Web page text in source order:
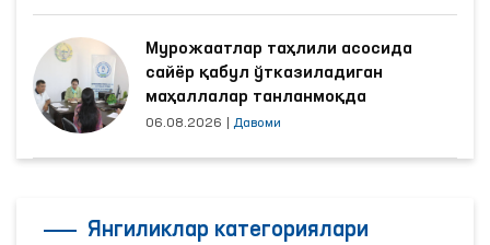
Мурожаатлар таҳлили асосида
сайёр қабул ўтказиладиган
маҳаллалар танланмоқда
06.08.2026 Давоми
Янгиликлар категориялари